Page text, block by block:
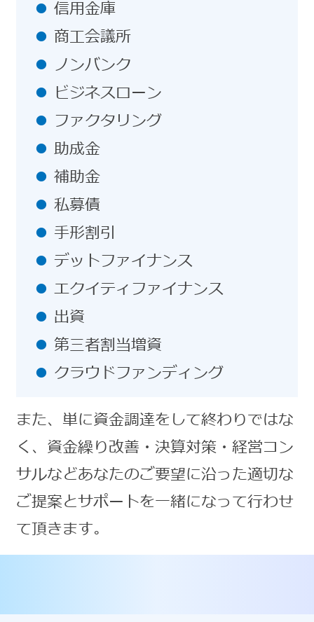
信用金庫
商工会議所
ノンバンク
ビジネスローン
ファクタリング
助成金
補助金
私募債
手形割引
デットファイナンス
エクイティファイナンス
出資
第三者割当増資
クラウドファンディング
また、単に資金調達をして終わりではな
く、資金繰り改善・決算対策・経営コン
サルなどあなたのご要望に沿った適切な
ご提案とサポートを一緒になって行わせ
て頂きます。